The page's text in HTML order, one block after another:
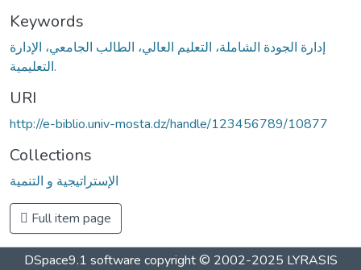
Keywords
إدارة الجودة الشاملة، التعليم العالي، الطالب الجامعي، الإدارة
التعليمية.
URI
http://e-biblio.univ-mosta.dz/handle/123456789/10877
Collections
الإستراتيجية و التنمية
Full item page
DSpace9.1 software copyright © 2002-2025 LYRASIS